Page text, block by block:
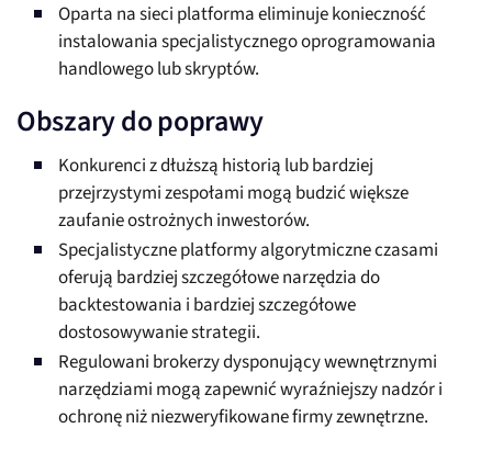
Oparta na sieci platforma eliminuje konieczność
instalowania specjalistycznego oprogramowania
handlowego lub skryptów.
Obszary do poprawy
Konkurenci z dłuższą historią lub bardziej
przejrzystymi zespołami mogą budzić większe
zaufanie ostrożnych inwestorów.
Specjalistyczne platformy algorytmiczne czasami
oferują bardziej szczegółowe narzędzia do
backtestowania i bardziej szczegółowe
dostosowywanie strategii.
Regulowani brokerzy dysponujący wewnętrznymi
narzędziami mogą zapewnić wyraźniejszy nadzór i
ochronę niż niezweryfikowane firmy zewnętrzne.